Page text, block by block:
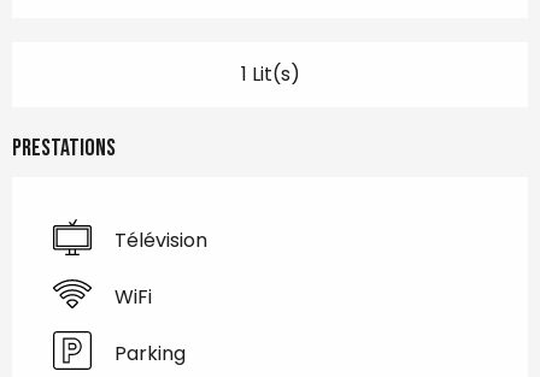
1 Lit(s)
Prestations
Télévision
WiFi
Parking